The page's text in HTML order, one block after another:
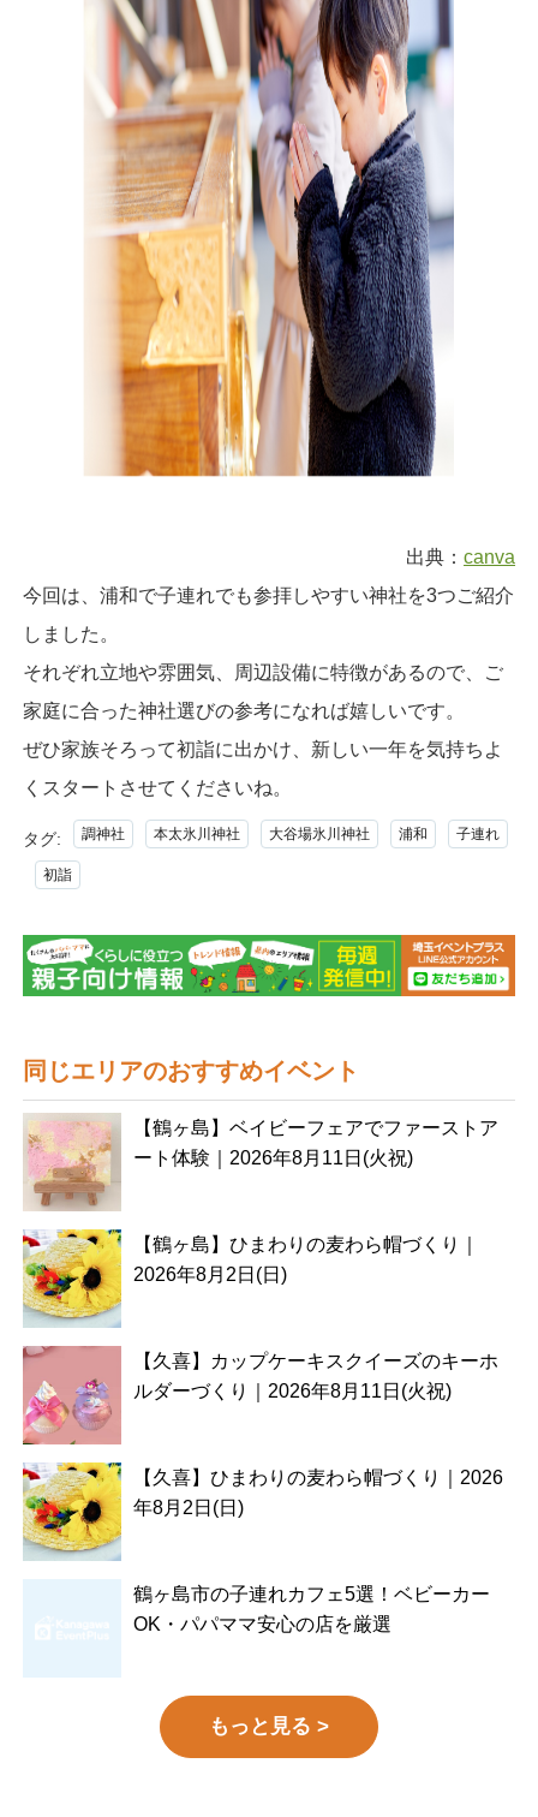
出典：canva
今回は、浦和で子連れでも参拝しやすい神社を3つご紹介
しました。
それぞれ立地や雰囲気、周辺設備に特徴があるので、ご
家庭に合った神社選びの参考になれば嬉しいです。
ぜひ家族そろって初詣に出かけ、新しい一年を気持ちよ
くスタートさせてくださいね。
タグ: 調神社 本太氷川神社 大谷場氷川神社 浦和 子連れ
初詣
同じエリアのおすすめイベント
【鶴ヶ島】ベイビーフェアでファーストア
ート体験｜2026年8月11日(火祝)
【鶴ヶ島】ひまわりの麦わら帽づくり｜
2026年8月2日(日)
【久喜】カップケーキスクイーズのキーホ
ルダーづくり｜2026年8月11日(火祝)
【久喜】ひまわりの麦わら帽づくり｜2026
年8月2日(日)
鶴ヶ島市の子連れカフェ5選！ベビーカー
OK・パパママ安心の店を厳選
もっと見る >